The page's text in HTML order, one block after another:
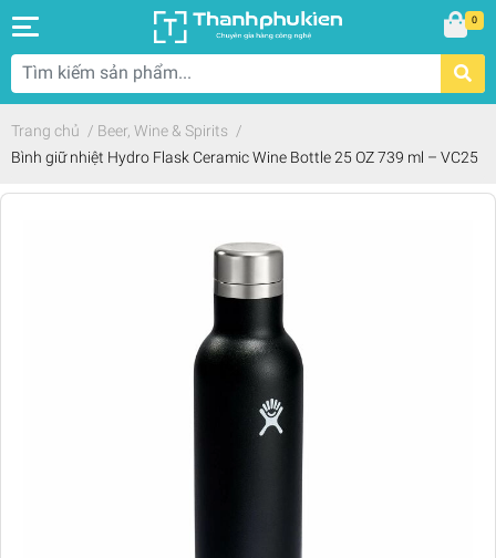
0
Trang chủ / Beer, Wine & Spirits /
Bình giữ nhiệt Hydro Flask Ceramic Wine Bottle 25 OZ 739 ml – VC25